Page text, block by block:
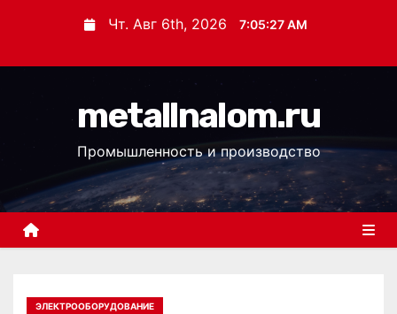
с
Чт. Авг 6th, 2026 7:05:28 AM
metallnalom.ru
Промышленность и производство
ЭЛЕКТРООБОРУДОВАНИЕ